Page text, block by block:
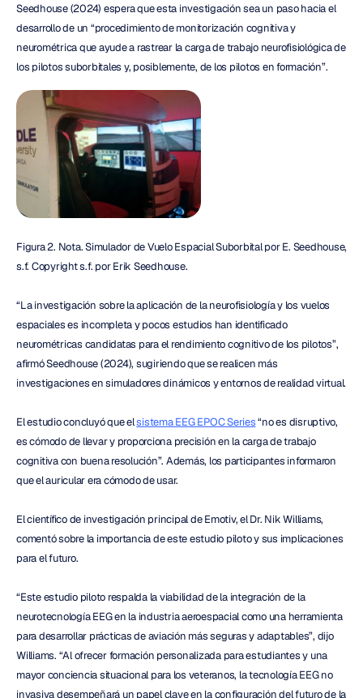
Seedhouse (2024) espera que esta investigación sea un paso hacia el
desarrollo de un “procedimiento de monitorización cognitiva y
neurométrica que ayude a rastrear la carga de trabajo neurofisiológica de
los pilotos suborbitales y, posiblemente, de los pilotos en formación”.
Figura 2. Nota. Simulador de Vuelo Espacial Suborbital por E. Seedhouse,
s.f. Copyright s.f. por Erik Seedhouse.
“La investigación sobre la aplicación de la neurofisiología y los vuelos
espaciales es incompleta y pocos estudios han identificado
neurométricas candidatas para el rendimiento cognitivo de los pilotos”,
afirmó Seedhouse (2024), sugiriendo que se realicen más
investigaciones en simuladores dinámicos y entornos de realidad virtual.
El estudio concluyó que el sistema EEG EPOC Series “no es disruptivo,
es cómodo de llevar y proporciona precisión en la carga de trabajo
cognitiva con buena resolución”. Además, los participantes informaron
que el auricular era cómodo de usar.
El científico de investigación principal de Emotiv, el Dr. Nik Williams,
comentó sobre la importancia de este estudio piloto y sus implicaciones
para el futuro.
“Este estudio piloto respalda la viabilidad de la integración de la
neurotecnología EEG en la industria aeroespacial como una herramienta
para desarrollar prácticas de aviación más seguras y adaptables”, dijo
Williams. “Al ofrecer formación personalizada para estudiantes y una
mayor conciencia situacional para los veteranos, la tecnología EEG no
invasiva desempeñará un papel clave en la configuración del futuro de la